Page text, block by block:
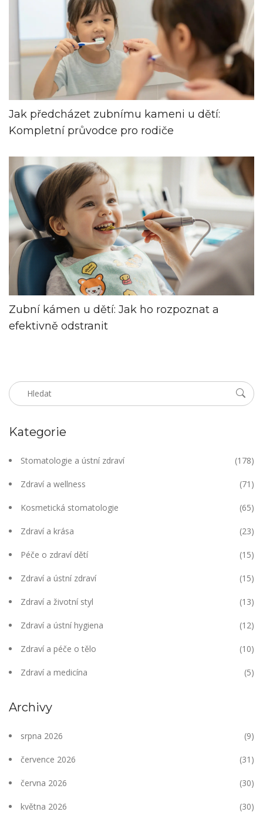
Jak předcházet zubnímu kameni u dětí:
Kompletní průvodce pro rodiče
Zubní kámen u dětí: Jak ho rozpoznat a
efektivně odstranit
Kategorie
Stomatologie a ústní zdraví (178)
Zdraví a wellness (71)
Kosmetická stomatologie (65)
Zdraví a krása (23)
Péče o zdraví dětí (15)
Zdraví a ústní zdraví (15)
Zdraví a životní styl (13)
Zdraví a ústní hygiena (12)
Zdraví a péče o tělo (10)
Zdraví a medicína (5)
Archivy
srpna 2026 (9)
července 2026 (31)
června 2026 (30)
května 2026 (30)